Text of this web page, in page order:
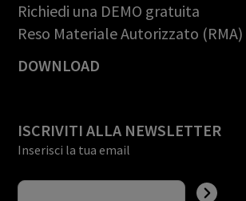
Richiedi una DEMO gratuita
Reso Materiale Autorizzato (RMA)
DOWNLOAD
ISCRIVITI ALLA NEWSLETTER
Inserisci la tua email